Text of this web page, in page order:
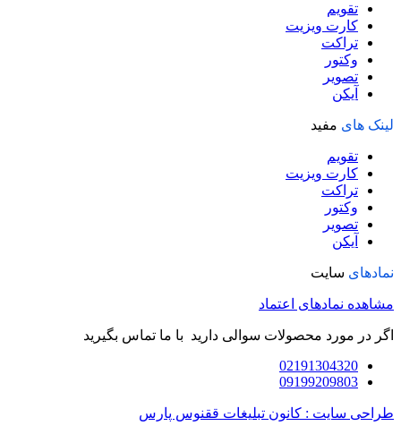
تقویم
کارت ویزیت
تراکت
وکتور
تصویر
آیکن
لینک های مفید
تقویم
کارت ویزیت
تراکت
وکتور
تصویر
آیکن
نمادهای سایت
مشاهده نمادهای اعتماد
اگر در مورد محصولات سوالی دارید با ما تماس بگیرید
02191304320
09199209803
طراحی سایت : کانون تبلیغات ققنوس پارس